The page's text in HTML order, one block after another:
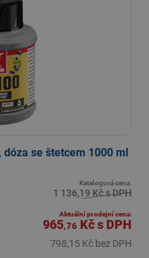
dóza se štetcem 1000 ml
Katalogová cena:
1 136,19 Kč s DPH
Aktuální prodejní cena:
965,76 Kčs DPH
798,15 Kč bez DPH